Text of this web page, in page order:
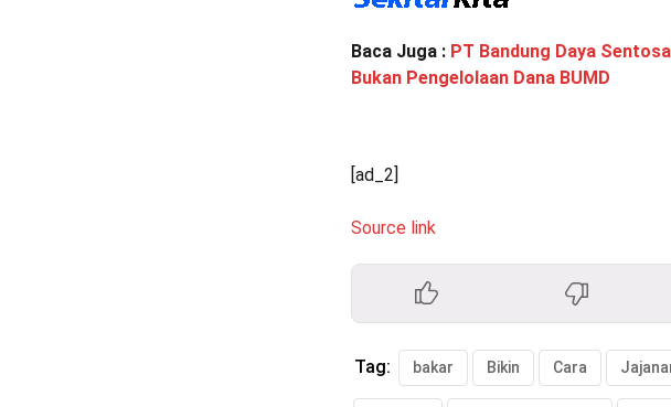
Baca Juga : PT Bandung Daya
Bukan Pengelolaan Dana BUMD
[ad_2]
Source link
Tag: bakar Bikin Cara